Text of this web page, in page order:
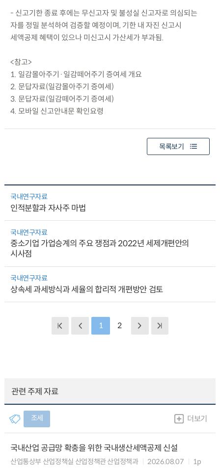
- 신고기한 종료 후에는 무신고자 및 불성실 신고자로 의심되는
자를 정밀 분석하여 검증할 예정이며, 기한 내 자진 신고시
세액공제 혜택이 있으나 미신고시 가산세가 부과됨.
<참고>
1. 일감몰아주기·일감떼어주기 증여세 개요
2. 문답자료(일감몰아주기 증여세)
3. 문답자료(일감떼어주기 증여세)
4. 모바일 신고안내문 확인요령
목록보기
국내연구자료
인적분할과 자사주 마법
국내연구자료
중소기업 가업승계의 주요 쟁점과 2022년 세제개편안의
시사점
국내연구자료
상속세 과세방식과 세율의 합리적 개편방안 검토
1 2
관련 주제 자료
조세 더보기
국내산업 공급망 확충을 위한 국내생산세액공제 신설
산업통상부 산업정책실 산업정책관 산업정책과 2026.08.07 1p